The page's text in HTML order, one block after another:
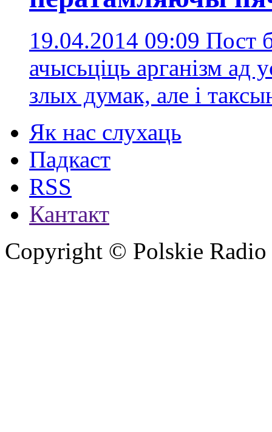
19.04.2014 09:09 Пост
ачысьціць арганізм ад
злых думак, але і
Як нас слухаць
Падкаст
RSS
Кантакт
Copyright © Polskie